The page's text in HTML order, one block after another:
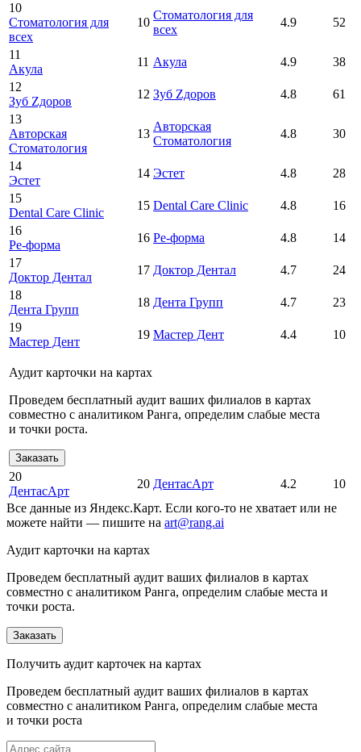
10
Стоматология для
всех
10
Стоматология для
всех
4.9 52
11
Акула
11 Акула 4.9
38
12
Зуб Zдоров
12 Зуб Zдоров 4.8
61
13
Авторская
Стоматология
13
Авторская
Стоматология
4.8 30
14
Эстет
14 Эстет 4.8
28
15
Dental Care Clinic
15 Dental Care Clinic 4.8
16
16
Ре-форма
16 Ре-форма 4.8
14
17
Доктор Дентал
17 Доктор Дентал 4.7
24
18
Дента Групп
18 Дента Групп 4.7
23
19
Мастер Дент
19 Мастер Дент 4.4 10
Аудит карточки на картах
Проведем бесплатный аудит ваших филиалов в картах
совместно с аналитиком Ранга, определим слабые места
и точки роста.
Заказать
20
ДентасАрт
20 ДентасАрт 4.2
10
Все данные из Яндекс.Карт. Если кого-то не хватает или не
можете найти — пишите на art@rang.ai
Аудит карточки на картах
Проведем бесплатный аудит ваших филиалов в картах
совместно с аналитиком Ранга, определим слабые места и
точки роста.
Заказать
Получить аудит карточек на картах
Проведем бесплатный аудит ваших филиалов в картах
совместно с аналитиком Ранга, определим слабые места
и точки роста